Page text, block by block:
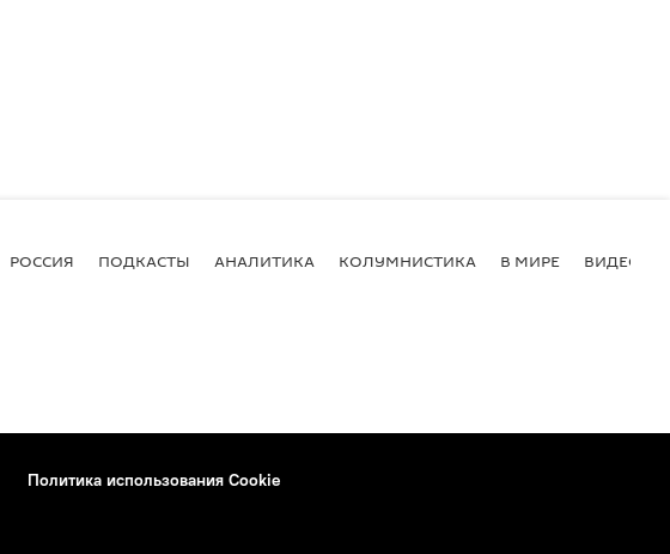
РОССИЯ ПОДКАСТЫ АНАЛИТИКА КОЛУМНИСТИКА В МИРЕ ВИДЕО
Политика использования Cookie